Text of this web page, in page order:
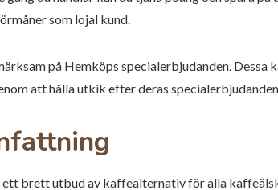
som lojal kund.
på Hemköps specialerbjudanden.
att hålla utkik efter deras
brett utbud av kaffealternativ för alla